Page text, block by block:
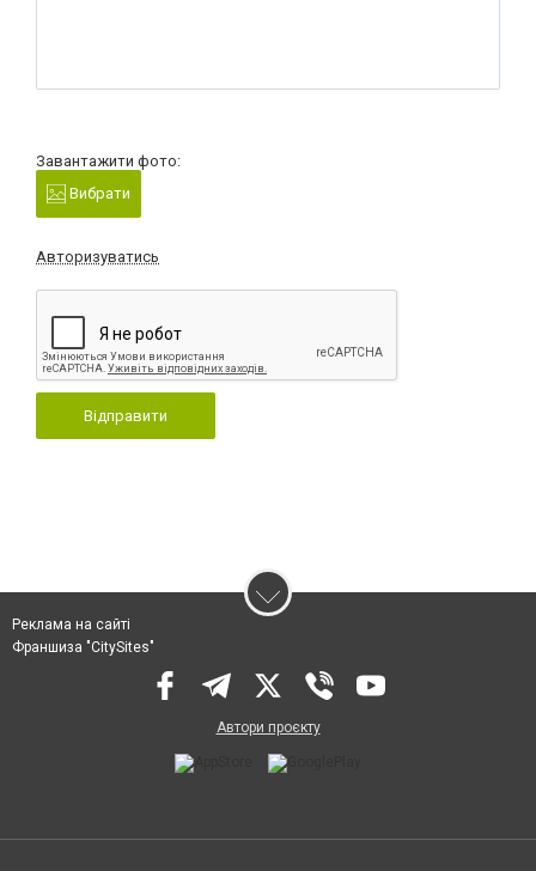
Завантажити фото:
Вибрати
Авторизуватись
Відправити
Реклама на сайті
Франшиза "CitySites"
Автори проєкту